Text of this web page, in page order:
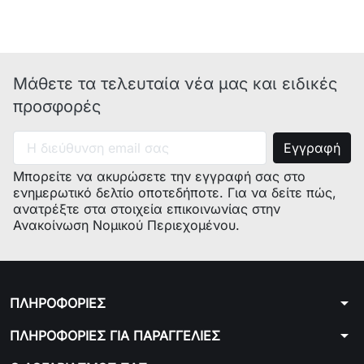
Μάθετε τα τελευταία νέα μας και ειδικές
προσφορές
Μπορείτε να ακυρώσετε την εγγραφή σας στο
ενημερωτικό δελτίο οποτεδήποτε. Για να δείτε πώς,
ανατρέξτε στα στοιχεία επικοινωνίας στην
Ανακοίνωση Νομικού Περιεχομένου.
ΠΛΗΡΟΦΟΡΙΕΣ arrow_drop_down
ΠΛΗΡΟΦΟΡΙΕΣ ΓΙΑ ΠΑΡΑΓΓΕΛΙΕΣ arrow_drop_down